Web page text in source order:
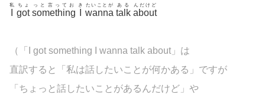
私
got
ちょ
something
っと言ってお き
wanna
たいことが
talk
ある
about
んだけど
（「I got something I wanna talk about」は
直訳すると「私は話したいことが何かある」ですが
「ちょっと話したいことがあるんだけど」や